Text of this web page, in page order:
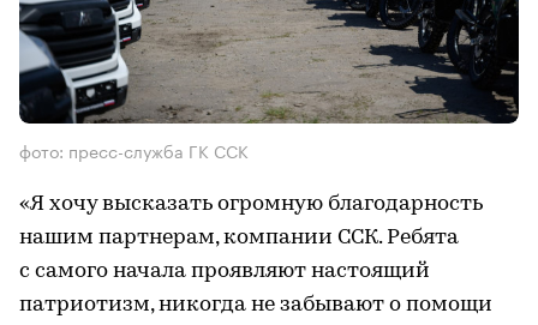
фото: пресс-служба ГК ССК
«Я хочу высказать огромную благодарность
нашим партнерам, компании ССК. Ребята
с самого начала проявляют настоящий
патриотизм, никогда не забывают о помощи